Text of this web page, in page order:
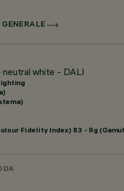
white - DALI
Fidelity Index) 83 - Rg
DA